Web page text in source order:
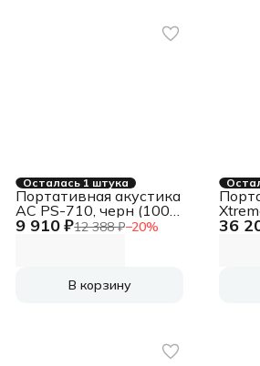
Осталась 1 штука
9 910 ₽12 388 ₽−20%
Портативная акустика
АС PS-710, черн (100
Вт, TWS, BT, FM,
В корзину
36